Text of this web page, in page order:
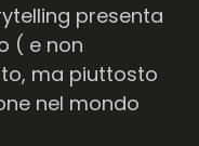
presenta
( e non
ma piuttosto
nel mondo